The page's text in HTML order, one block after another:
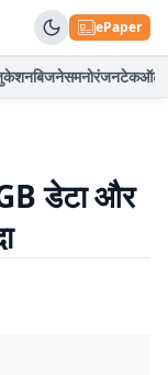
ePaper
बिजनेसमनोरंजनटेकऑटो
डेटा और